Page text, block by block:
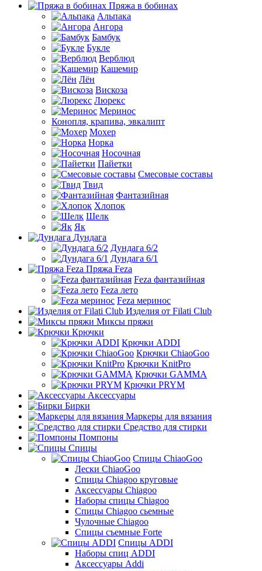
Пряжа в бобинах
Альпака
Ангора
Бамбук
Букле
Верблюд
Кашемир
Лён
Вискоза
Люрекс
Меринос
Конопля, крапива, эвкалипт
Мохер
Норка
Носочная
Пайетки
Смесовые составы
Твид
Фантазийная
Хлопок
Шелк
Як
Дундага
Дундага 6/2
Дундага 6/1
Пряжа Feza
Feza фантазийная
Feza лето
Feza меринос
Изделия от Filati Club
Миксы пряжи
Крючки
Крючки ADDI
Крючки ChiaoGoo
Крючки KnitPro
Крючки GAMMA
Крючки PRYM
Аксессуары
Бирки
Маркеры для вязания
Средство для стирки
Помпоны
Спицы
Спицы ChiaoGoo
Лески ChiaoGoo
Cпицы Сhiagoo круговые
Аксессуары Chiagoo
Наборы спицы Chiagoo
Спицы Chiagoo сьемные
Чулочные Chiagoo
Спицы съемные Forte
Спицы ADDI
Наборы спиц ADDI
Аксессуары Addi